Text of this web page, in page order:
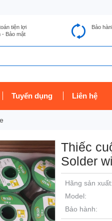
tiện lợi
- Bảo mật
Bảo
Tuyển dụng Liên hệ
Thiếc
Solder
Hãng sản xuất:
Model:
Bảo hành: